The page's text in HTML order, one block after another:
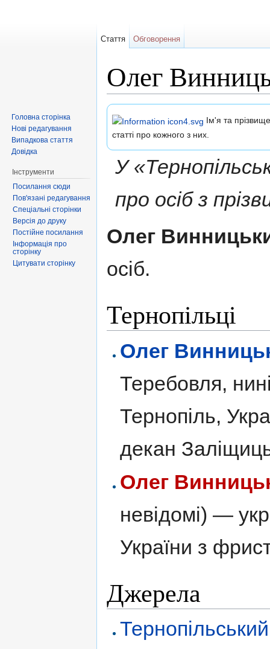
Олег
Ім'я та
статті про кожного з них.
У
про осіб з
Олег
осіб.
Тернопільці
Олег
Теребовля,
Тернопіль,
декан
Олег
невідомі) —
України з
Джерела
Стаття Обговорення
Головна сторінка
Нові редагування
Випадкова стаття
Довідка
Інструменти
Посилання сюди
Пов'язані редагування
Спеціальні сторінки
Версія до друку
Постійне посилання
Інформація про
сторінку
Цитувати сторінку